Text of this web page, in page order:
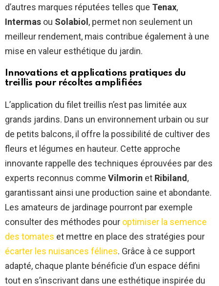
d’autres marques réputées telles que Tenax,
Intermas ou Solabiol, permet non seulement un
meilleur rendement, mais contribue également à une
mise en valeur esthétique du jardin.
Innovations et applications pratiques du
treillis pour récoltes amplifiées
L’application du filet treillis n’est pas limitée aux
grands jardins. Dans un environnement urbain ou sur
de petits balcons, il offre la possibilité de cultiver des
fleurs et légumes en hauteur. Cette approche
innovante rappelle des techniques éprouvées par des
experts reconnus comme Vilmorin et Ribiland,
garantissant ainsi une production saine et abondante.
Les amateurs de jardinage pourront par exemple
consulter des méthodes pour optimiser la semence
des tomates et mettre en place des stratégies pour
écarter les nuisances félines. Grâce à ce support
adapté, chaque plante bénéficie d’un espace défini
tout en s’inscrivant dans une esthétique inspirée du